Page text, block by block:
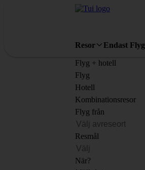
Resor Endast Flyg
Flyg + hotell
Flyg
Hotell
Kombinationsresor
Flyg från
Resmål
När?